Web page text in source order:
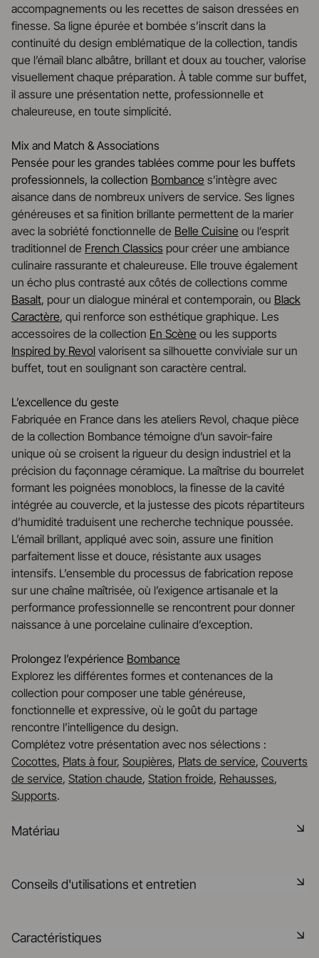
accompagnements ou les recettes de saison dressées en
finesse. Sa ligne épurée et bombée s’inscrit dans la
continuité du design emblématique de la collection, tandis
que l’émail blanc albâtre, brillant et doux au toucher, valorise
visuellement chaque préparation. À table comme sur buffet,
il assure une présentation nette, professionnelle et
chaleureuse, en toute simplicité.
Mix and Match & Associations
Pensée pour les grandes tablées comme pour les buffets
professionnels, la collection Bombance s’intègre avec
aisance dans de nombreux univers de service. Ses lignes
généreuses et sa finition brillante permettent de la marier
avec la sobriété fonctionnelle de Belle Cuisine ou l’esprit
traditionnel de French Classics pour créer une ambiance
culinaire rassurante et chaleureuse. Elle trouve également
un écho plus contrasté aux côtés de collections comme
Basalt, pour un dialogue minéral et contemporain, ou Black
Caractère, qui renforce son esthétique graphique. Les
accessoires de la collection En Scène ou les supports
Inspired by Revol valorisent sa silhouette conviviale sur un
buffet, tout en soulignant son caractère central.
L’excellence du geste
Fabriquée en France dans les ateliers Revol, chaque pièce
de la collection Bombance témoigne d’un savoir-faire
unique où se croisent la rigueur du design industriel et la
précision du façonnage céramique. La maîtrise du bourrelet
formant les poignées monoblocs, la finesse de la cavité
intégrée au couvercle, et la justesse des picots répartiteurs
d’humidité traduisent une recherche technique poussée.
L’émail brillant, appliqué avec soin, assure une finition
parfaitement lisse et douce, résistante aux usages
intensifs. L’ensemble du processus de fabrication repose
sur une chaîne maîtrisée, où l’exigence artisanale et la
performance professionnelle se rencontrent pour donner
naissance à une porcelaine culinaire d’exception.
Prolongez l’expérience Bombance
Explorez les différentes formes et contenances de la
collection pour composer une table généreuse,
fonctionnelle et expressive, où le goût du partage
rencontre l’intelligence du design.
Complétez votre présentation avec nos sélections :
Cocottes, Plats à four, Soupières, Plats de service, Couverts
de service, Station chaude, Station froide, Rehausses,
Supports.
Matériau
matières premières minérales rigoureusement
chocs thermiques et mécaniques et retient la chaleur. Elle
Conseils d'utilisations et entretien
Caractéristiques